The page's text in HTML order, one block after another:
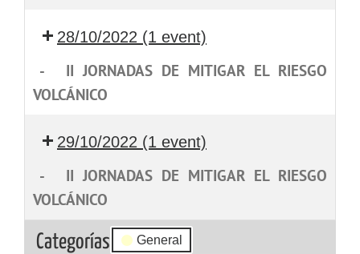
28/10/2022 (1 event)
-
II JORNADAS DE MITIGAR EL RIESGO
VOLCÁNICO
29/10/2022 (1 event)
-
II JORNADAS DE MITIGAR EL RIESGO
VOLCÁNICO
Categorías
General